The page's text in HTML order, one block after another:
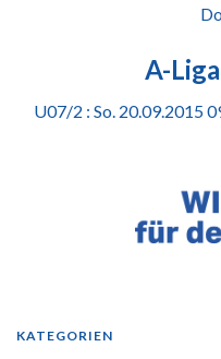
A-
U07/2 : So. 20.09.2015
KATEGORIEN